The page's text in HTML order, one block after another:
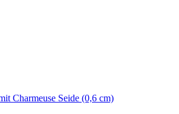
Charmeuse Seide (0,6 cm)